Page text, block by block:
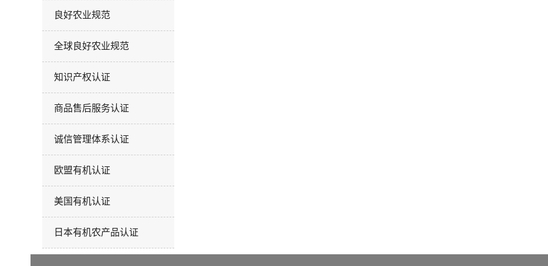
良好农业规范
全球良好农业规范
知识产权认证
商品售后服务认证
诚信管理体系认证
欧盟有机认证
美国有机认证
日本有机农产品认证